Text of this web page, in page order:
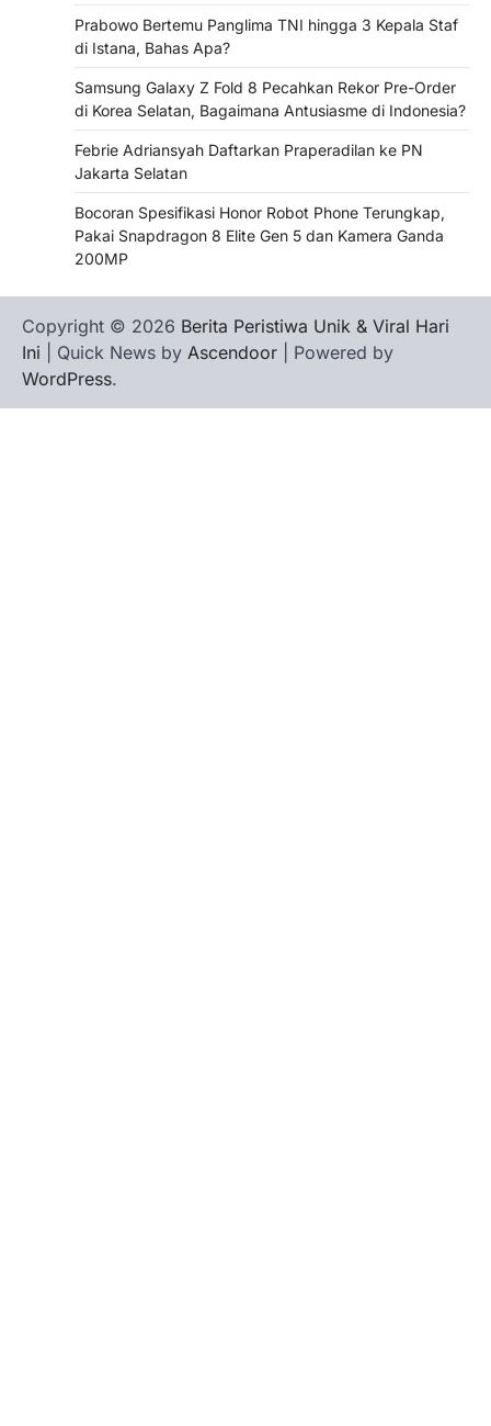
Prabowo Bertemu Panglima TNI hingga 3 Kepala Staf
di Istana, Bahas Apa?
Samsung Galaxy Z Fold 8 Pecahkan Rekor Pre-Order
di Korea Selatan, Bagaimana Antusiasme di Indonesia?
Febrie Adriansyah Daftarkan Praperadilan ke PN
Jakarta Selatan
Bocoran Spesifikasi Honor Robot Phone Terungkap,
Pakai Snapdragon 8 Elite Gen 5 dan Kamera Ganda
200MP
Copyright © 2026 Berita Peristiwa Unik & Viral Hari
Ini | Quick News by Ascendoor | Powered by
WordPress.